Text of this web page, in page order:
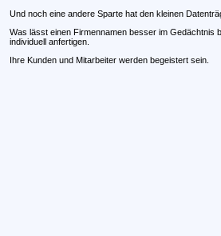
Und noch eine andere Sparte hat den kleinen
Was lässt einen Firmennamen besser im Gedächtnis
individuell anfertigen.
Ihre Kunden und Mitarbeiter werden begeistert sein.